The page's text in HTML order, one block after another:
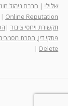
שלילי | חברת ניהול
Online Reputation
|
תקשורת ויחסי ציבור |
פסקי דין, הסרת
Delete
|